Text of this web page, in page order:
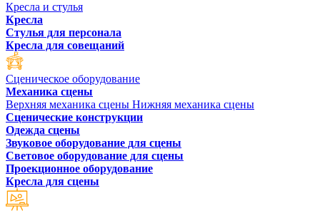
Кресла и стулья
Кресла
Стулья для персонала
Кресла для совещаний
Сценическое оборудование
Механика сцены
Верхняя механика сцены Нижняя механика сцены
Сценические конструкции
Одежда сцены
Звуковое оборудование для сцены
Световое оборудование для сцены
Проекционное оборудование
Кресла для сцены